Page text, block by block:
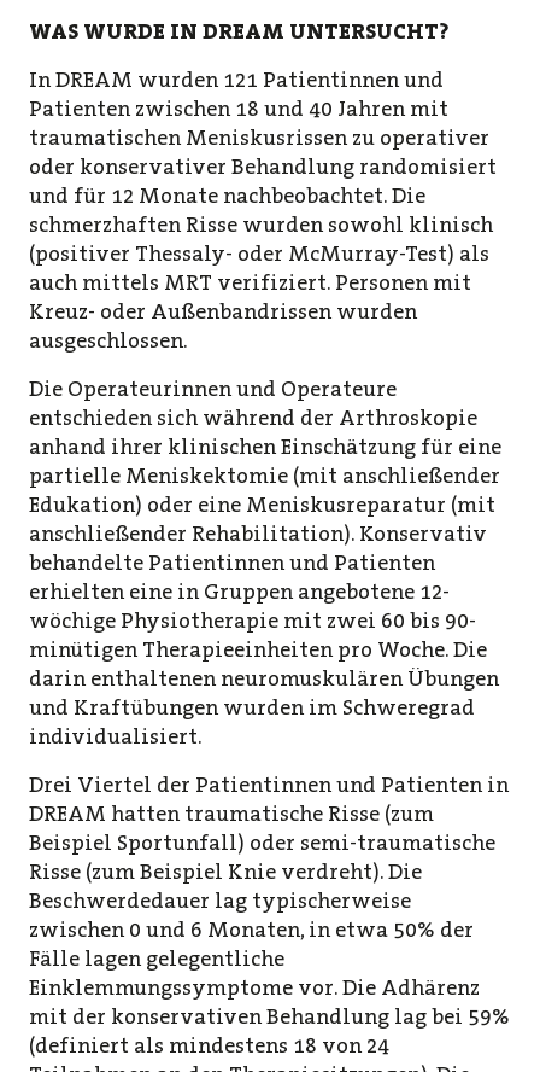
WAS WURDE IN DREAM UNTERSUCHT?
In DREAM wurden 121 Patientinnen und
Patienten zwischen 18 und 40 Jahren mit
traumatischen Meniskusrissen zu operativer
oder konservativer Behandlung randomisiert
und für 12 Monate nachbeobachtet. Die
schmerzhaften Risse wurden sowohl klinisch
(positiver Thessaly- oder McMurray-Test) als
auch mittels MRT verifiziert. Personen mit
Kreuz- oder Außenbandrissen wurden
ausgeschlossen.
Die Operateurinnen und Operateure
entschieden sich während der Arthroskopie
anhand ihrer klinischen Einschätzung für eine
partielle Meniskektomie (mit anschließender
Edukation) oder eine Meniskusreparatur (mit
anschließender Rehabilitation). Konservativ
behandelte Patientinnen und Patienten
erhielten eine in Gruppen angebotene 12-
wöchige Physiotherapie mit zwei 60 bis 90-
minütigen Therapieeinheiten pro Woche. Die
darin enthaltenen neuromuskulären Übungen
und Kraftübungen wurden im Schweregrad
individualisiert.
Drei Viertel der Patientinnen und Patienten in
DREAM hatten traumatische Risse (zum
Beispiel Sport­unfall) oder semi-traumatische
Risse (zum Beispiel Knie verdreht). Die
Beschwerdedauer lag typischerweise
zwischen 0 und 6 Monaten, in etwa 50% der
Fälle lagen gelegentliche
Einklemmungssymptome vor. Die Adhärenz
mit der konservativen Behandlung lag bei 59%
(definiert als mindestens 18 von 24